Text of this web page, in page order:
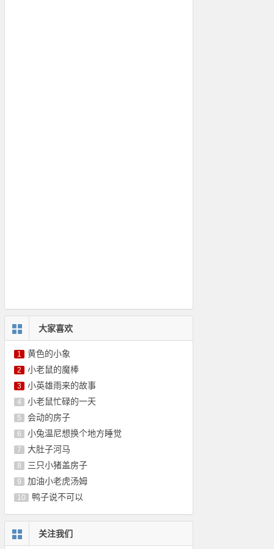
大家喜欢
1 黄色的小象
2 小老鼠的魔棒
3 小英雄雨来的故事
4 小老鼠忙碌的一天
5 会动的房子
6 小兔温尼想换个地方睡觉
7 大肚子河马
8 三只小猪盖房子
9 加油小老虎汤姆
10 鸭子说不可以
关注我们